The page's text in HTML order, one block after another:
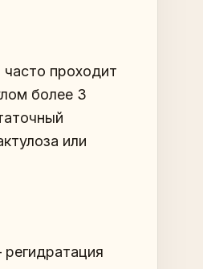
часто проходит
более 3
или